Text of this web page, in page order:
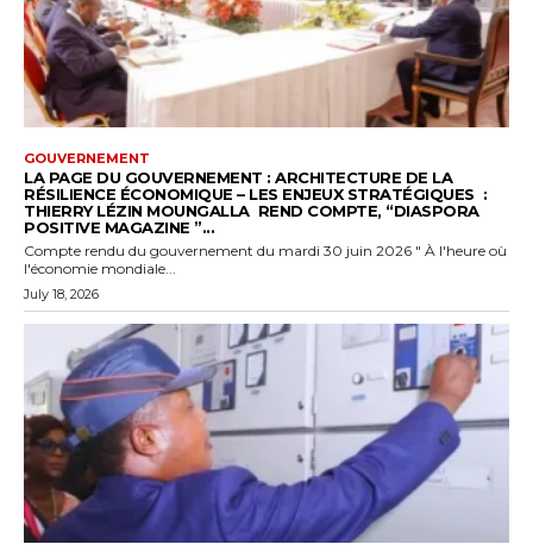
GOUVERNEMENT
LA PAGE DU GOUVERNEMENT : ARCHITECTURE DE LA
RÉSILIENCE ÉCONOMIQUE – LES ENJEUX STRATÉGIQUES :
THIERRY LÉZIN MOUNGALLA REND COMPTE, “DIASPORA
POSITIVE MAGAZINE ”...
Compte rendu du gouvernement du mardi 30 juin 2026 " À l'heure où
l'économie mondiale...
July 18, 2026